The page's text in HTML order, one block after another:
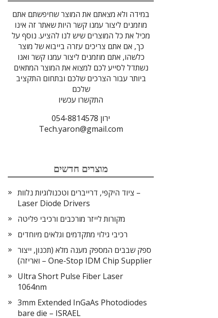
במידה ולא מצאתם את המוצר שחיפשתם אתם
מוזמנים ליצור עמנו קשר היות שאתר זה אינו
מכיל את כל המוצרים שיש לנו להציע. נוסף על
כך, אם אתם צריכים עזרה בייבוא של מוצר
כלשהו, אתם מוזמנים ליצור עמנו קשר ואנו
נשתדל לסייע לכם למצוא את המוצר המתאים
ביותר עבור הצרכים שלכם ובתחום התקציב
שלכם
התקשרו עכשיו
ירון 054-8814578
Tech.yaron@gmail.com
מוצרים חדשים
ציוד היקפי, דרייברים וטכנולוגיות נלוות –
Laser Diode Drivers
מקורות לייזר מורכבים ורכיבי פליטה
רכיבי גילוי מתקדמים וגלאים מיוחדים
ספק שבבים המספק מענה מלא (תכנון, ייצור
ואריזה) – One-Stop IDM Chip Supplier
Ultra Short Pulse Fiber Laser
1064nm
3mm Extended InGaAs Photodiodes
bare die – ISRAEL